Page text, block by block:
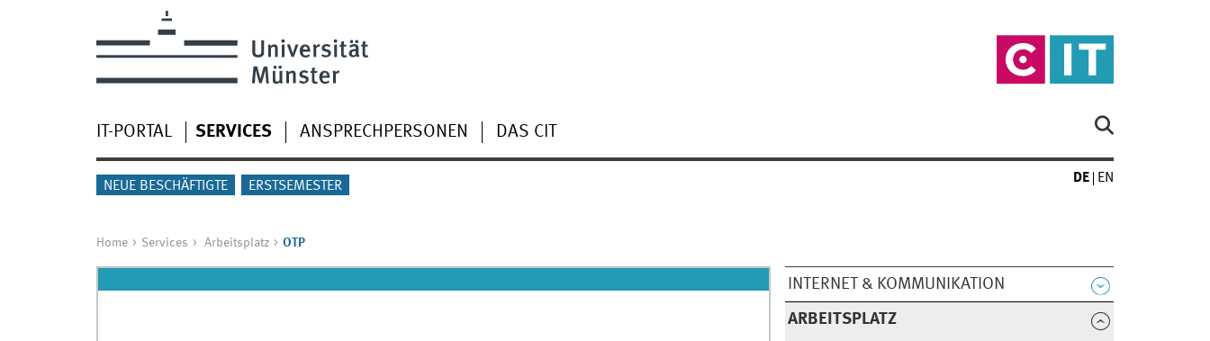
IT-PORTAL SERVICES ANSPRECHPERSONEN DAS CIT
NEUE BESCHÄFTIGTE ERSTSEMESTER
DE EN
Home Services Arbeitsplatz OTP
INTERNET & KOMMUNIKATION
ARBEITSPLATZ